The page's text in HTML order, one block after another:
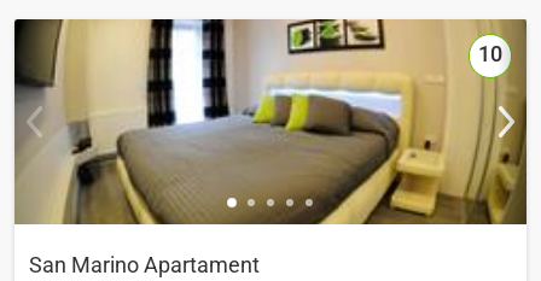
10
San Marino Apartament